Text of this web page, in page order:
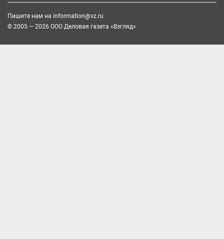
Пишите нам на information@vz.ru
© 2005 — 2026 ООО Деловая газета «Взгляд»